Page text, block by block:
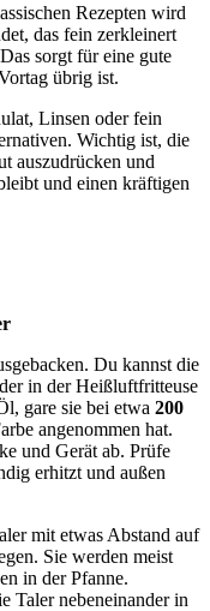
Rezepten wird
das fein zerkleinert
sorgt für eine gute
übrig ist.
Linsen oder fein
Wichtig ist, die
auszudrücken und
und einen kräftigen
Du kannst die
in der Heißluftfritteuse
gare sie bei etwa 200
angenommen hat.
und Gerät ab. Prüfe
erhitzt und außen
mit etwas Abstand auf
Sie werden meist
in der Pfanne.
Taler nebeneinander in